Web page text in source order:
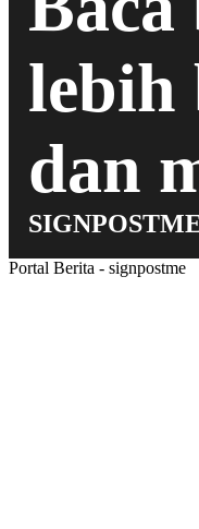
lebih
dan
Portal Berita - signpostme